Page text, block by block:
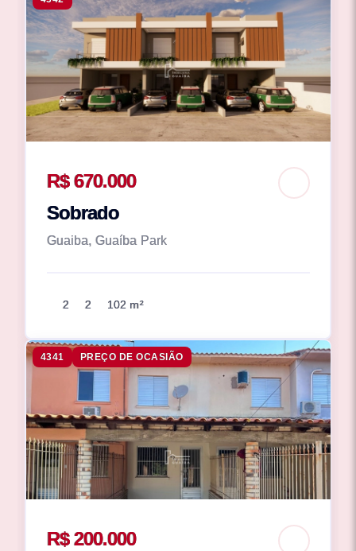
R$ 670.000
Sobrado
Guaiba, Guaíba Park
2 2 102 m²
4341 PREÇO DE OCASIÃO
R$ 200.000